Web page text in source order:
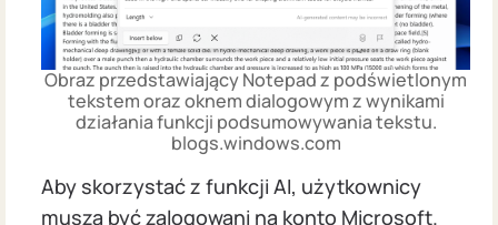
Obraz przedstawiający Notepad z podświetlonym
tekstem oraz oknem dialogowym z wynikami
działania funkcji podsumowywania tekstu.
blogs.windows.com
Aby skorzystać z funkcji AI, użytkownicy
muszą być zalogowani na konto Microsoft.